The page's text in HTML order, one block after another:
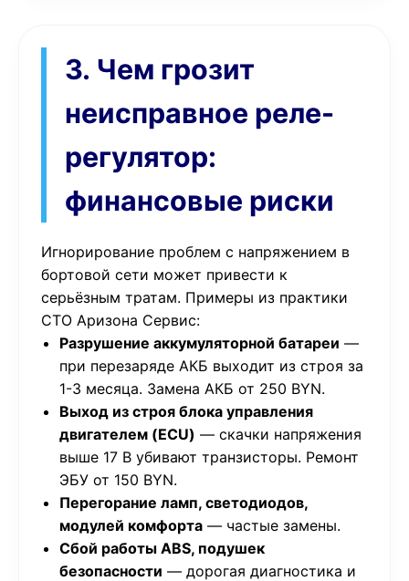
3. Чем грозит
неисправное реле-
регулятор:
финансовые риски
Игнорирование проблем с напряжением в
бортовой сети может привести к
серьёзным тратам. Примеры из практики
СТО Аризона Сервис:
Разрушение аккумуляторной батареи —
при перезаряде АКБ выходит из строя за
1-3 месяца. Замена АКБ от 250 BYN.
Выход из строя блока управления
двигателем (ECU) — скачки напряжения
выше 17 В убивают транзисторы. Ремонт
ЭБУ от 150 BYN.
Перегорание ламп, светодиодов,
модулей комфорта — частые замены.
Сбой работы ABS, подушек
безопасности — дорогая диагностика и